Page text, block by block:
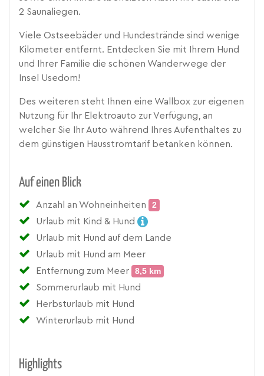
2 Saunaliegen.
Viele Ostseebäder und Hundestrände sind wenige
Kilometer entfernt. Entdecken Sie mit Ihrem Hund
und Ihrer Familie die schönen Wanderwege der
Insel Usedom!
Des weiteren steht Ihnen eine Wallbox zur eigenen
Nutzung für Ihr Elektroauto zur Verfügung, an
welcher Sie Ihr Auto während Ihres Aufenthaltes zu
dem günstigen Hausstromtarif betanken können.
Auf einen Blick
Anzahl an Wohneinheiten
2
Urlaub mit Kind & Hund
Urlaub mit Hund auf dem Lande
Urlaub mit Hund am Meer
Entfernung zum Meer
8,5 km
Sommerurlaub mit Hund
Herbsturlaub mit Hund
Winterurlaub mit Hund
Highlights